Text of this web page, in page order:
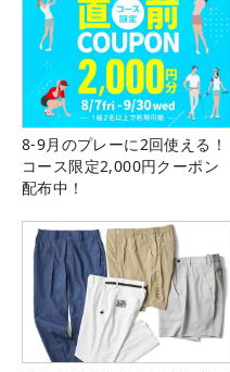
8-9月のプレーに2回使える！
コース限定2,000円クーポン
配布中！